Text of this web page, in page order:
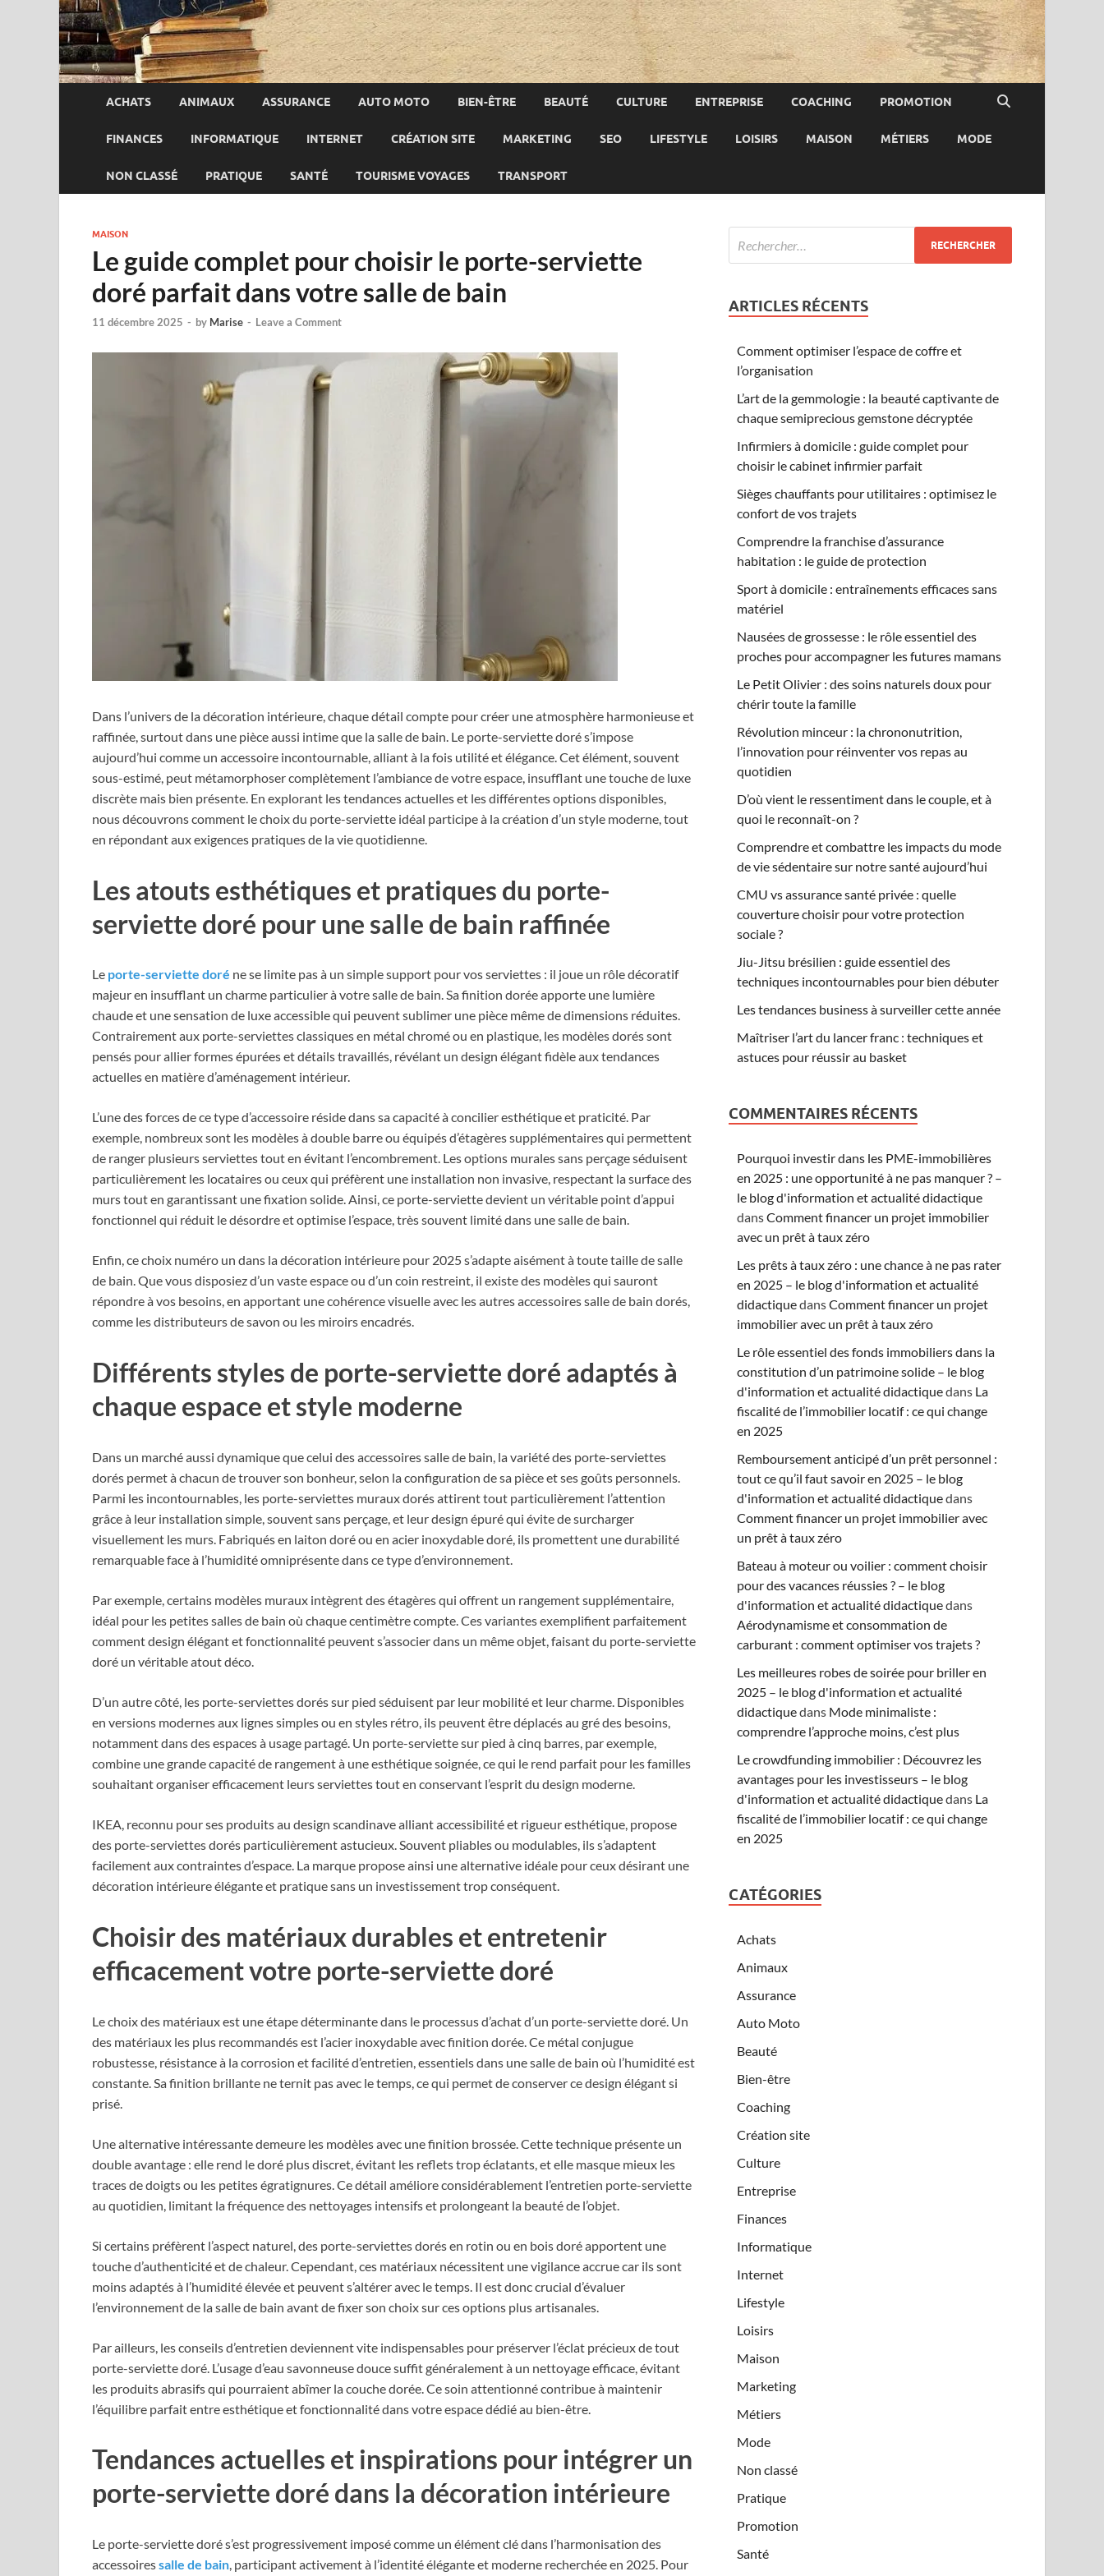
ACHATS ANIMAUX ASSURANCE AUTO MOTO BIEN-ÊTRE BEAUTÉ CULTURE ENTREPRISE COACHING PROMOTION
FINANCES INFORMATIQUE INTERNET CRÉATION SITE MARKETING SEO LIFESTYLE LOISIRS MAISON MÉTIERS MODE
NON CLASSÉ PRATIQUE SANTÉ TOURISME VOYAGES TRANSPORT
MAISON
Le guide complet pour choisir le porte-serviette
doré parfait dans votre salle de bain
11 décembre 2025 - by Marise - Leave a Comment
Dans l’univers de la décoration intérieure, chaque détail compte pour créer une atmosphère harmonieuse et
raffinée, surtout dans une pièce aussi intime que la salle de bain. Le porte-serviette doré s’impose
aujourd’hui comme un accessoire incontournable, alliant à la fois utilité et élégance. Cet élément, souvent
sous-estimé, peut métamorphoser complètement l’ambiance de votre espace, insufflant une touche de luxe
discrète mais bien présente. En explorant les tendances actuelles et les différentes options disponibles,
nous découvrons comment le choix du porte-serviette idéal participe à la création d’un style moderne, tout
en répondant aux exigences pratiques de la vie quotidienne.
Les atouts esthétiques et pratiques du porte-
serviette doré pour une salle de bain raffinée
Le porte-serviette doré ne se limite pas à un simple support pour vos serviettes : il joue un rôle décoratif
majeur en insufflant un charme particulier à votre salle de bain. Sa finition dorée apporte une lumière
chaude et une sensation de luxe accessible qui peuvent sublimer une pièce même de dimensions réduites.
Contrairement aux porte-serviettes classiques en métal chromé ou en plastique, les modèles dorés sont
pensés pour allier formes épurées et détails travaillés, révélant un design élégant fidèle aux tendances
actuelles en matière d’aménagement intérieur.
L’une des forces de ce type d’accessoire réside dans sa capacité à concilier esthétique et praticité. Par
exemple, nombreux sont les modèles à double barre ou équipés d’étagères supplémentaires qui permettent
de ranger plusieurs serviettes tout en évitant l’encombrement. Les options murales sans perçage séduisent
particulièrement les locataires ou ceux qui préfèrent une installation non invasive, respectant la surface des
murs tout en garantissant une fixation solide. Ainsi, ce porte-serviette devient un véritable point d’appui
fonctionnel qui réduit le désordre et optimise l’espace, très souvent limité dans une salle de bain.
Enfin, ce choix numéro un dans la décoration intérieure pour 2025 s’adapte aisément à toute taille de salle
de bain. Que vous disposiez d’un vaste espace ou d’un coin restreint, il existe des modèles qui sauront
répondre à vos besoins, en apportant une cohérence visuelle avec les autres accessoires salle de bain dorés,
comme les distributeurs de savon ou les miroirs encadrés.
Différents styles de porte-serviette doré adaptés à
chaque espace et style moderne
Dans un marché aussi dynamique que celui des accessoires salle de bain, la variété des porte-serviettes
dorés permet à chacun de trouver son bonheur, selon la configuration de sa pièce et ses goûts personnels.
Parmi les incontournables, les porte-serviettes muraux dorés attirent tout particulièrement l’attention
grâce à leur installation simple, souvent sans perçage, et leur design épuré qui évite de surcharger
visuellement les murs. Fabriqués en laiton doré ou en acier inoxydable doré, ils promettent une durabilité
remarquable face à l’humidité omniprésente dans ce type d’environnement.
Par exemple, certains modèles muraux intègrent des étagères qui offrent un rangement supplémentaire,
idéal pour les petites salles de bain où chaque centimètre compte. Ces variantes exemplifient parfaitement
comment design élégant et fonctionnalité peuvent s’associer dans un même objet, faisant du porte-serviette
doré un véritable atout déco.
D’un autre côté, les porte-serviettes dorés sur pied séduisent par leur mobilité et leur charme. Disponibles
en versions modernes aux lignes simples ou en styles rétro, ils peuvent être déplacés au gré des besoins,
notamment dans des espaces à usage partagé. Un porte-serviette sur pied à cinq barres, par exemple,
combine une grande capacité de rangement à une esthétique soignée, ce qui le rend parfait pour les familles
souhaitant organiser efficacement leurs serviettes tout en conservant l’esprit du design moderne.
IKEA, reconnu pour ses produits au design scandinave alliant accessibilité et rigueur esthétique, propose
des porte-serviettes dorés particulièrement astucieux. Souvent pliables ou modulables, ils s’adaptent
facilement aux contraintes d’espace. La marque propose ainsi une alternative idéale pour ceux désirant une
décoration intérieure élégante et pratique sans un investissement trop conséquent.
Choisir des matériaux durables et entretenir
efficacement votre porte-serviette doré
Le choix des matériaux est une étape déterminante dans le processus d’achat d’un porte-serviette doré. Un
des matériaux les plus recommandés est l’acier inoxydable avec finition dorée. Ce métal conjugue
robustesse, résistance à la corrosion et facilité d’entretien, essentiels dans une salle de bain où l’humidité est
constante. Sa finition brillante ne ternit pas avec le temps, ce qui permet de conserver ce design élégant si
prisé.
Une alternative intéressante demeure les modèles avec une finition brossée. Cette technique présente un
double avantage : elle rend le doré plus discret, évitant les reflets trop éclatants, et elle masque mieux les
traces de doigts ou les petites égratignures. Ce détail améliore considérablement l’entretien porte-serviette
au quotidien, limitant la fréquence des nettoyages intensifs et prolongeant la beauté de l’objet.
Si certains préfèrent l’aspect naturel, des porte-serviettes dorés en rotin ou en bois doré apportent une
touche d’authenticité et de chaleur. Cependant, ces matériaux nécessitent une vigilance accrue car ils sont
moins adaptés à l’humidité élevée et peuvent s’altérer avec le temps. Il est donc crucial d’évaluer
l’environnement de la salle de bain avant de fixer son choix sur ces options plus artisanales.
Par ailleurs, les conseils d’entretien deviennent vite indispensables pour préserver l’éclat précieux de tout
porte-serviette doré. L’usage d’eau savonneuse douce suffit généralement à un nettoyage efficace, évitant
les produits abrasifs qui pourraient abîmer la couche dorée. Ce soin attentionné contribue à maintenir
l’équilibre parfait entre esthétique et fonctionnalité dans votre espace dédié au bien-être.
Tendances actuelles et inspirations pour intégrer un
porte-serviette doré dans la décoration intérieure
Le porte-serviette doré s’est progressivement imposé comme un élément clé dans l’harmonisation des
accessoiressalle de bain, participant activement à l’identité élégante et moderne recherchée en 2025. Pour
ARTICLES RÉCENTS
Comment optimiser l’espace de coffre et
l’organisation
L’art de la gemmologie : la beauté captivante de
chaque semiprecious gemstone décryptée
Infirmiers à domicile : guide complet pour
choisir le cabinet infirmier parfait
Sièges chauffants pour utilitaires : optimisez le
confort de vos trajets
Comprendre la franchise d’assurance
habitation : le guide de protection
Sport à domicile : entraînements efficaces sans
matériel
Nausées de grossesse : le rôle essentiel des
proches pour accompagner les futures mamans
Le Petit Olivier : des soins naturels doux pour
chérir toute la famille
Révolution minceur : la chrononutrition,
l’innovation pour réinventer vos repas au
quotidien
D’où vient le ressentiment dans le couple, et à
quoi le reconnaît-on ?
Comprendre et combattre les impacts du mode
de vie sédentaire sur notre santé aujourd’hui
CMU vs assurance santé privée : quelle
couverture choisir pour votre protection
sociale ?
Jiu-Jitsu brésilien : guide essentiel des
techniques incontournables pour bien débuter
Les tendances business à surveiller cette année
Maîtriser l’art du lancer franc : techniques et
astuces pour réussir au basket
COMMENTAIRES RÉCENTS
Pourquoi investir dans les PME-immobilières
en 2025 : une opportunité à ne pas manquer ? –
le blog d'information et actualité didactique
dansComment financer un projet immobilier
avec un prêt à taux zéro
Les prêts à taux zéro : une chance à ne pas rater
en 2025 – le blog d'information et actualité
didactiquedansComment financer un projet
immobilier avec un prêt à taux zéro
Le rôle essentiel des fonds immobiliers dans la
constitution d’un patrimoine solide – le blog
d'information et actualité didactiquedans La
fiscalité de l’immobilier locatif : ce qui change
en 2025
Remboursement anticipé d’un prêt personnel :
tout ce qu’il faut savoir en 2025 – le blog
d'information et actualité didactiquedans
Comment financer un projet immobilier avec
un prêt à taux zéro
Bateau à moteur ou voilier : comment choisir
pour des vacances réussies ? – le blog
d'information et actualité didactiquedans
Aérodynamisme et consommation de
carburant : comment optimiser vos trajets ?
Les meilleures robes de soirée pour briller en
2025 – le blog d'information et actualité
didactiquedans Mode minimaliste :
comprendre l’approche moins, c’est plus
Le crowdfunding immobilier : Découvrez les
avantages pour les investisseurs – le blog
d'information et actualité didactiquedans La
fiscalité de l’immobilier locatif : ce qui change
en 2025
CATÉGORIES
Achats
Animaux
Assurance
Auto Moto
Beauté
Bien-être
Coaching
Création site
Culture
Entreprise
Finances
Informatique
Internet
Lifestyle
Loisirs
Maison
Marketing
Métiers
Mode
Non classé
Pratique
Promotion
Santé